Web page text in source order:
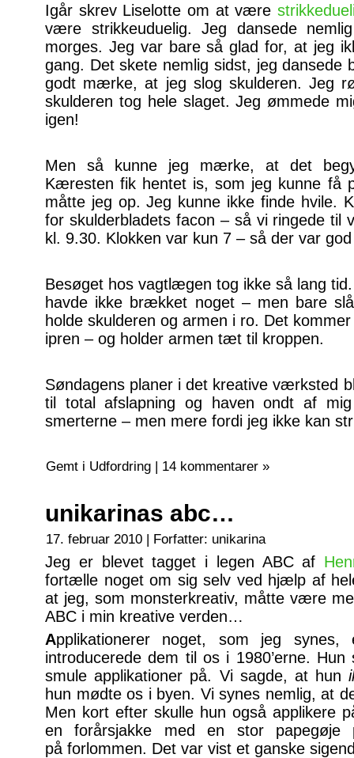
Igår skrev Liselotte om at være
være strikkeuduelig. Jeg dansede
morges. Jeg var bare så glad for, at jeg
gang. Det skete nemlig sidst, jeg dansede
godt mærke, at jeg slog skulderen. Jeg
skulderen tog hele slaget. Jeg ømmede
igen!
Men så kunne jeg mærke, at det
Kæresten fik hentet is, som jeg kunne få
måtte jeg op. Jeg kunne ikke finde hvile.
for skulderbladets facon – så vi ringede til
kl. 9.30. Klokken var kun 7 – så der var
Besøget hos vagtlægen tog ikke så lang
havde ikke brækket noget – men bare
holde skulderen og armen i ro. Det
ipren – og holder armen tæt til kroppen.
Søndagens planer i det kreative værksted
til total afslapning og haven ondt af
smerterne – men mere fordi jeg ikke kan
Gemt i Udfordring | 14 kommentarer »
unikarinas abc…
17. februar 2010 | Forfatter: unikarina
Jeg er blevet tagget i legen ABC af
fortælle noget om sig selv ved hjælp af
at jeg, som monsterkreativ, måtte være
ABC i min kreative verden…
Applikationerer noget, som jeg synes,
introducerede dem til os i 1980’erne.
smule applikationer på. Vi sagde, at hun
hun mødte os i byen. Vi synes nemlig, at
Men kort efter skulle hun også applikere
en forårsjakke med en stor
på forlommen. Det var vist et ganske